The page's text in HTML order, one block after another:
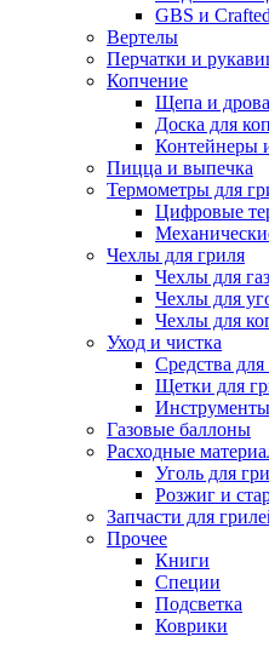
GBS и
Вертелы
Перчатки и
Копчение
Щепа и дрова
Доска для
Контейнеры
Пицца и выпечка
Термометры для
Цифровые
Чехлы для гриля
Чехлы для
Чехлы для
Чехлы для
Уход и чистка
Средства для
Щетки для
Газовые баллоны
Расходные
Уголь для
Розжиг и
Запчасти для
Прочее
Книги
Специи
Подсветка
Коврики